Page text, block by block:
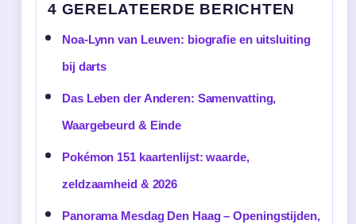
4 GERELATEERDE BERICHTEN
Noa-Lynn van Leuven: biografie en uitsluiting
bij darts
Das Leben der Anderen: Samenvatting,
Waargebeurd & Einde
Pokémon 151 kaartenlijst: waarde,
zeldzaamheid & 2026
Panorama Mesdag Den Haag – Openingstijden,